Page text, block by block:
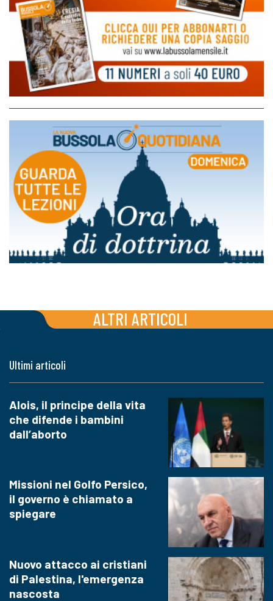
ALTRI ARTICOLI
Ultimi articoli
Alois, il principe della vita
che difende i bambini
dall’aborto
Missioni nel Golfo Persico,
il governo è chiamato a
spiegare
Nuovo attacco ai cristiani
di Palestina, l'emergenza
nascosta